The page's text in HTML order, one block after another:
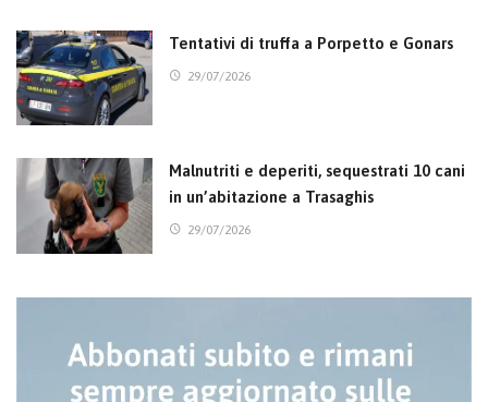
Tentativi di truffa a Porpetto e Gonars
29/07/2026
Malnutriti e deperiti, sequestrati 10 cani
in un’abitazione a Trasaghis
29/07/2026